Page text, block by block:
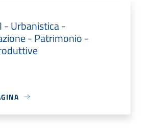
- Urbanistica -
- Patrimonio -